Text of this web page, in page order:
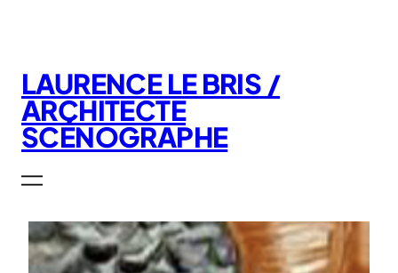
LAURENCE LE BRIS /
ARCHITECTE
SCÉNOGRAPHE